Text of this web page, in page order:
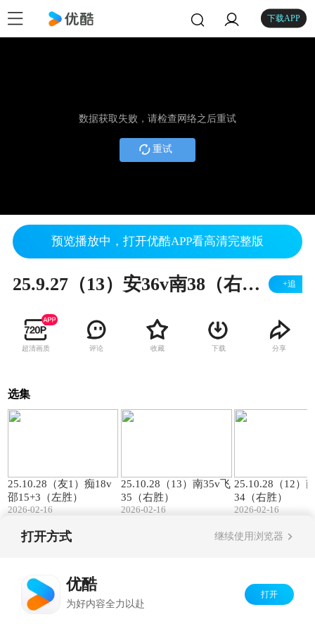
下载APP
数据获取失败，请检查网络之后重试
重试
预览播放中，打开优酷APP看高清完整版
25.9.27（13）安36v南38（右胜） +追
超清画质 评论 收藏 下载 分享
选集
25.10.28（友1）痴18v
邵15+3（左胜）
2026-02-16
25.10.28（13）南35v飞
35（右胜）
2026-02-16
25.10.28（12）
34（右胜）
2026-02-16
打开方式 继续使用浏览器
优酷
为好内容全力以赴
打开